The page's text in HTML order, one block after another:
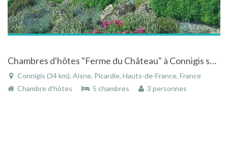
Chambres d'hôtes "Ferme du Château" à Connigis sur la Route touristique du Champagne
Connigis (34 km), Aisne, Picardie, Hauts-de-France, France
Chambre d'hôtes
5 chambres 3 personnes